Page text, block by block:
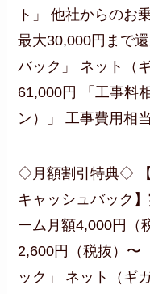
ト」 他社からのお
最大30,000円まで
バック」 ネット（
61,000円 「工事料
ン）」 工事費用相
◇月額割引特典◇ 【
キャッシュバック
ーム月額4,000円（
2,600円（税抜）〜
ック」 ネット（ギ